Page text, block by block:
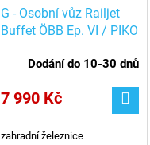
G - Osobní vůz Railjet
Buffet ÖBB Ep. VI / PIKO
Dodání do 10-30 dnů
7 990 Kč
zahradní železnice